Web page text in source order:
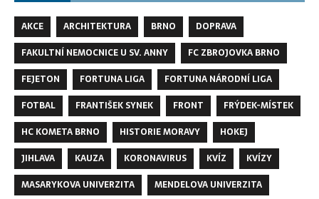
AKCE ARCHITEKTURA BRNO
DOPRAVA
FAKULTNÍ NEMOCNICE U SV. ANNY
FC ZBROJOVKA BRNO
FEJETON
FORTUNA LIGA
FORTUNA NÁRODNÍ LIGA
FOTBAL
FRANTIŠEK SYNEK FRONT
FRÝDEK-MÍSTEK
HC KOMETA BRNO
HISTORIE MORAVY
HOKEJ
JIHLAVA
KAUZA KORONAVIRUS KVÍZ
KVÍZY
MASARYKOVA UNIVERZITA
MENDELOVA UNIVERZITA